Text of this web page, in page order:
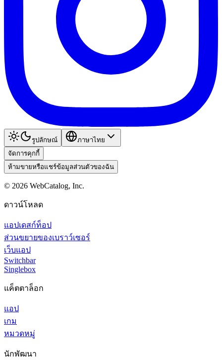
รูปลักษณ์
ภาษาไทย
จัดการคุกกี้
ห้ามขายหรือแชร์ข้อมูลส่วนตัวของฉัน
© 2026 WebCatalog, Inc.
ดาวน์โหลด
แอปเดสก์ท็อป
ส่วนขยายของเบราว์เซอร์
เว็บแอป
Switchbar
Singlebox
แค็ตตาล็อก
แอป
เกม
หมวดหมู่
นักพัฒนา